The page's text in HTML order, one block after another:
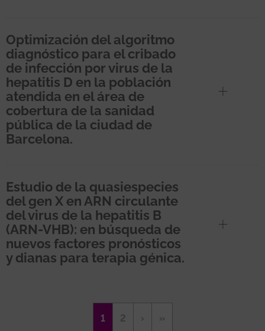
Optimización del algoritmo
diagnóstico para el cribado
de infección por virus de la
hepatitis D en la población
atendida en el área de
cobertura de la sanidad
pública de la ciudad de
Barcelona.
Estudio de la quasiespecies
del gen X en ARN circulante
del virus de la hepatitis B
(ARN-VHB): en búsqueda de
nuevos factores pronósticos
y dianas para terapia génica.
Pàgina
1 Page
2
Pàgina
›
Última
»